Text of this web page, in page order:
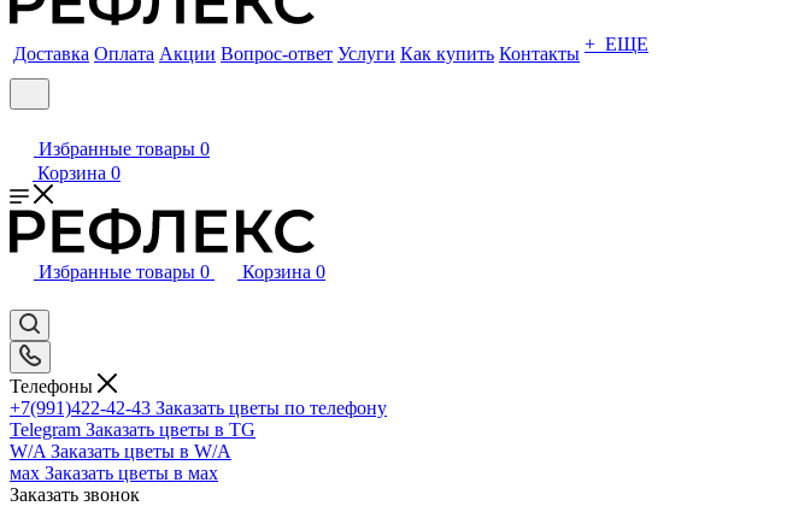
Доставка Оплата Акции Вопрос-ответ Услуги Как купить Контакты + ЕЩЕ
Избранные товары 0
Корзина 0
Избранные товары 0 Корзина 0
Телефоны
+7(991)422-42-43 Заказать цветы по телефону
Telegram Заказать цветы в TG
W/A Заказать цветы в W/A
мах Заказать цветы в мах
Заказать звонок